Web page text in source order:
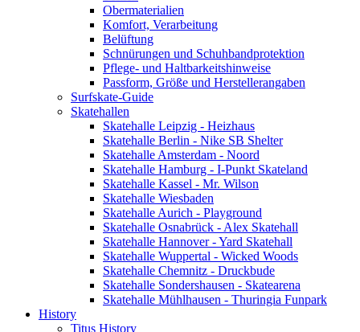
Obermaterialien
Komfort, Verarbeitung
Belüftung
Schnürungen und Schuhbandprotektion
Pflege- und Haltbarkeitshinweise
Passform, Größe und Herstellerangaben
Surfskate-Guide
Skatehallen
Skatehalle Leipzig - Heizhaus
Skatehalle Berlin - Nike SB Shelter
Skatehalle Amsterdam - Noord
Skatehalle Hamburg - I-Punkt Skateland
Skatehalle Kassel - Mr. Wilson
Skatehalle Wiesbaden
Skatehalle Aurich - Playground
Skatehalle Osnabrück - Alex Skatehall
Skatehalle Hannover - Yard Skatehall
Skatehalle Wuppertal - Wicked Woods
Skatehalle Chemnitz - Druckbude
Skatehalle Sondershausen - Skatearena
Skatehalle Mühlhausen - Thuringia Funpark
History
Titus History